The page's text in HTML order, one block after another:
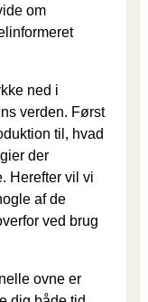
om
ned i
verden. Først
til, hvad
der
Herefter vil vi
af de
ved brug
ovne er